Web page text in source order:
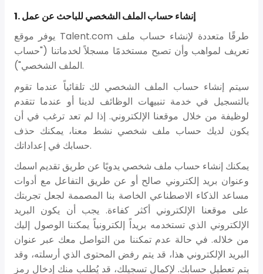
1. إنشاء حساب الملف الشخصي للباحث عن عمل
يوفر موقع Talent.com طرقًا متعددة لإنشاء حساب ملف
تعريف لمواهب وأن تصبح مستخدمًا مسجلاً لخدماتنا ("حساب
الملف الشخصي").
سيتم إنشاء حساب الملف الشخصي لك تلقائياً عندما تقوم
بالتسجيل في خدمة تنبيهات الوظائف لدينا أو عندما تتقدم
لوظيفة من خلال موقعنا الإلكتروني. إذا لم تعد ترغب في أن
يكون لديك حساب ملف شخصي نشط معنا، يمكنك حذف
حسابك في إعداداتك.
يمكنك إنشاء حساب ملف شخصي يدويًا عن طريق تقديم اسمك
وعنوان بريد إلكتروني صالح أو عن طريق التفاعل مع أدوات
مساعد الذكاء الاصطناعي الخاصة بنا المصممة لجعل تجربتك
على موقعنا الإلكتروني أكثر كفاءة. يجب أن يكون البريد
الإلكتروني الذي تستخدمه بريداً إلكترونياً يمكننا الوصول إليك
من خلاله. في حالة عدم تمكننا من التواصل معك عبر عنوان
البريد الإلكتروني هذا، قد يتم رفض المحتوى الذي أرسلته، وقد
يتم تعطيل حسابك. لإكمال تسجيلك، قد يُطلب منك إدخال رمز